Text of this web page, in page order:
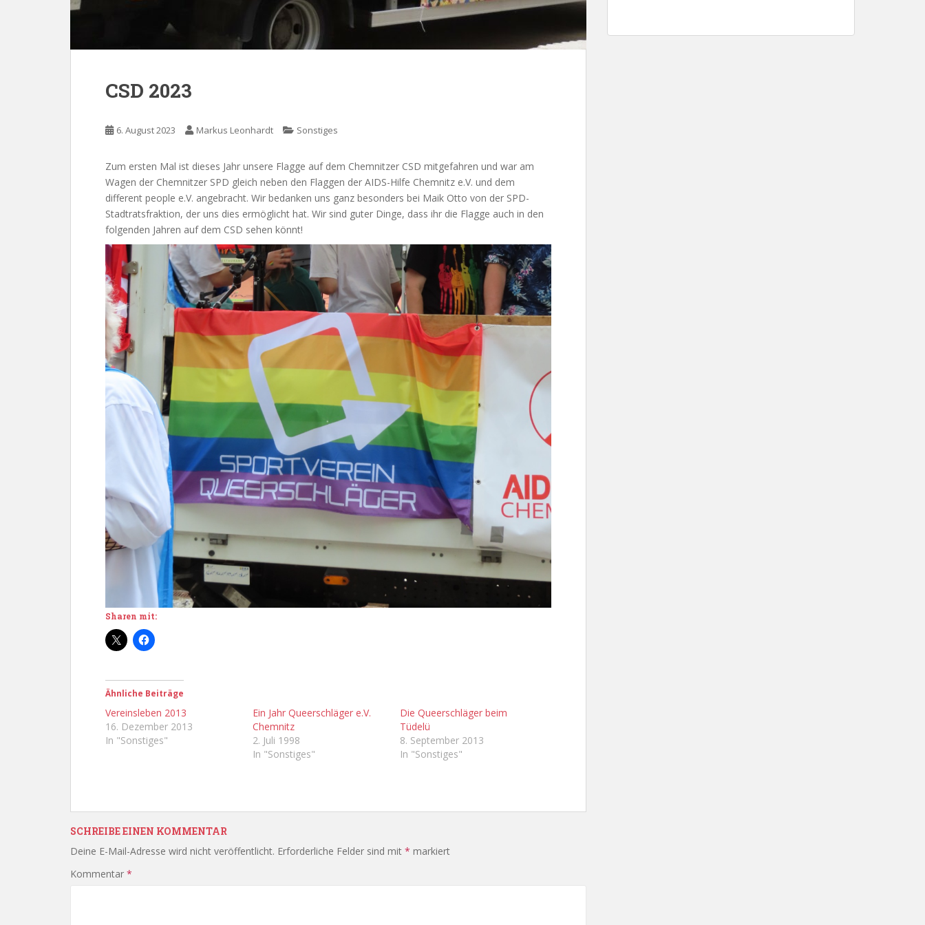
CSD 2023
6. August 2023 Markus Leonhardt Sonstiges
Zum ersten Mal ist dieses Jahr unsere Flagge auf dem Chemnitzer CSD mitgefahren und war am
Wagen der Chemnitzer SPD gleich neben den Flaggen der AIDS-Hilfe Chemnitz e.V. und dem
different people e.V. angebracht. Wir bedanken uns ganz besonders bei Maik Otto von der SPD-
Stadtratsfraktion, der uns dies ermöglicht hat. Wir sind guter Dinge, dass ihr die Flagge auch in den
folgenden Jahren auf dem CSD sehen könnt!
Sharen mit:
Ähnliche Beiträge
Vereinsleben 2013
16. Dezember 2013
In "Sonstiges"
Ein Jahr Queerschläger e.V.
Chemnitz
2. Juli 1998
In "Sonstiges"
Die Queerschläger beim
Tüdelü
8. September 2013
In "Sonstiges"
SCHREIBE EINEN KOMMENTAR
Deine E-Mail-Adresse wird nicht veröffentlicht. Erforderliche Felder sind mit * markiert
Kommentar *